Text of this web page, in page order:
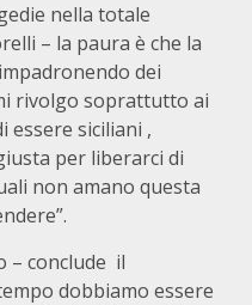
nella totale
– la paura è che la
dei
rivolgo soprattutto ai
essere siciliani ,
per liberarci di
non amano questa
– conclude il
dobbiamo essere